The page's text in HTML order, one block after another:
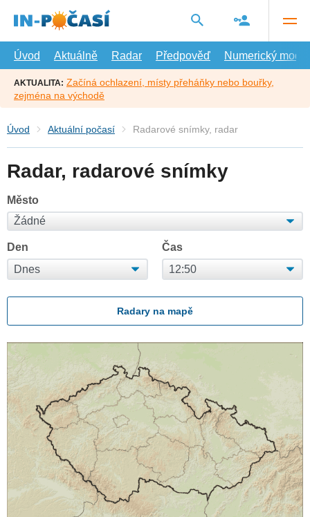
hlavní
Úvod
Aktuálně Radar Předpověď Numerický model
AKTUALITA: Začíná ochlazení, místy přeháňky nebo bouřky,
zejména na východě
Úvod Aktuální počasí Radarové snímky, radar
Radar, radarové snímky
Město
Den Čas
Radary na mapě